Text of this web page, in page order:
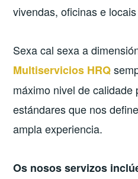
vivendas, oficinas e
Sexa cal sexa a
Multiservicios HRQ
máximo nivel de
estándares que nos
ampla experiencia.
Os nosos servizos